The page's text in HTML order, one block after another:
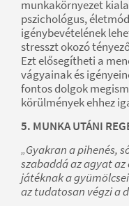
munkakörnyezet
pszichológus,
igénybevételének
stresszt okozó
Ezt elősegítheti a
vágyainak és
fontos dolgok
körülmények ehhez
5. MUNKA UTÁNI
„Gyakran a pihenés,
szabaddá az agyat
játéknak a
az tudatosan végzi a